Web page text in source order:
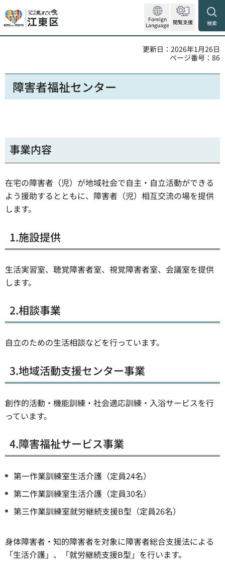
Foreign
Language 閲覧支援 検索
更新日：2026年1月26日
ページ番号：86
障害者福祉センター
事業内容
在宅の障害者（児）が地域社会で自主・自立活動ができる
よう援助するとともに、障害者（児）相互交流の場を提供
します。
1.施設提供
生活実習室、聴覚障害者室、視覚障害者室、会議室を提供
します。
2.相談事業
自立のための生活相談などを行っています。
3.地域活動支援センター事業
創作的活動・機能訓練・社会適応訓練・入浴サービスを行
っています。
4.障害福祉サービス事業
第一作業訓練室生活介護（定員24名）
第二作業訓練室生活介護（定員30名）
第三作業訓練室就労継続支援B型（定員26名）
身体障害者・知的障害者を対象に障害者総合支援法による
「生活介護」、「就労継続支援B型」を行います。